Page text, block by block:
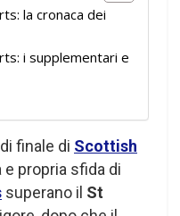
la cronaca dei
i supplementari e
finale di Scottish
propria sfida di
superano il St